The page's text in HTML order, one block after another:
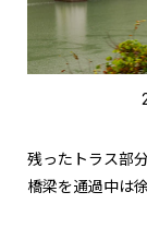
残ったトラス部
橋梁を通過中は